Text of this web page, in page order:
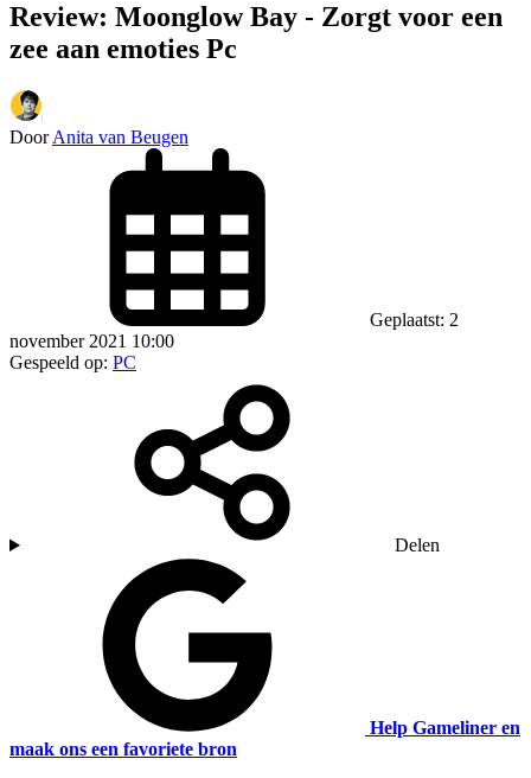
Review: Moonglow Bay - Zorgt voor een
zee aan emoties Pc
Door Anita van Beugen
Geplaatst: 2
november 2021 10:00
Gespeeld op: PC
Delen
Help Gameliner en
maak ons een favoriete bron